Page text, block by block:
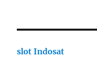
slot Indosat